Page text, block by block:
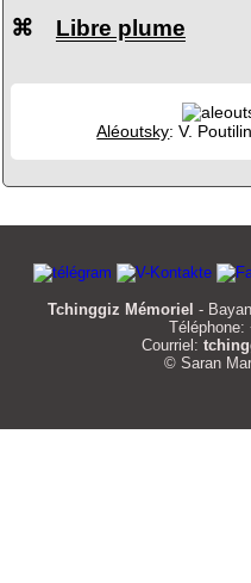
⌘ Libre plume
Aléoutsky: V.
Tchinggiz Mémoriel -
Téléphone:
Courriel:
© Saran